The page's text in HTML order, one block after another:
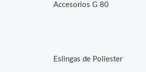
Accesorios G 80
Eslingas de Poliester